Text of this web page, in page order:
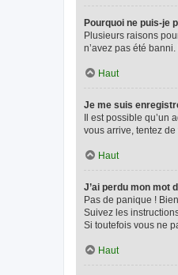
Pourquoi ne puis-je
Plusieurs raisons
n’avez pas été
Haut
Je me suis
Il est possible
vous arrive, tentez
Haut
J’ai perdu mon mot
Pas de panique !
Suivez les
Si toutefois vous ne
Haut